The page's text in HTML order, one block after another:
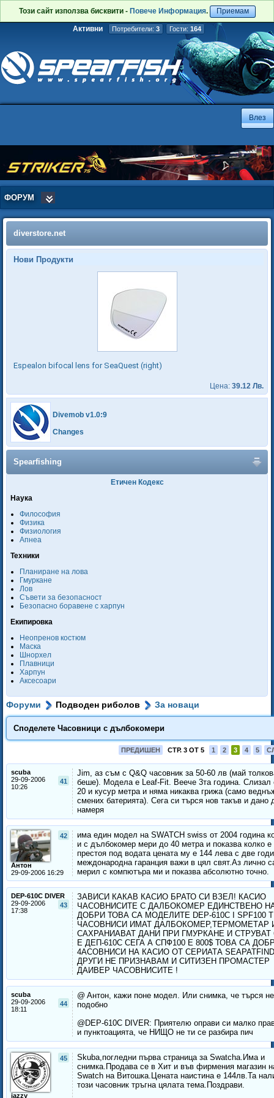
Този сайт използва бисквити - Повече Информация. Приемам
Активни Потребители: 3 Гости: 164
ФОРУМ
diverstore.net
Нови Продукти
Espealon bifocal lens for SeaQuest (right)
Цена: 39.12 Лв.
Divemob v1.0:9
Changes
Spearfishing
Етичен Кодекс
Наука
Философия
Физика
Физиология
Апнеа
Техники
Планиране на лова
Гмуркане
Лов
Съвети за безопасност
Безопасно боравене с харпун
Екипировка
Неопренов костюм
Маска
Шнорхел
Плавници
Харпун
Аксесоари
Форуми Подводен риболов За новаци
Споделете Часовници с дълбокомери
ПРЕДИШЕН СТР. 3 ОТ 5 1 2 3 4 5
scuba
41
29-09-2006
10:26
Jim, аз съм с Q&Q часовник за 50-60 лв (май
беше). Модела е Leaf-Fit. Веече 3та година. Слизал
20 и кусур метра и няма никаква грижа (само
смених батерията). Сега си търся нов такъв и дано
намеря
42
Антон
29-09-2006 16:29
има един модел на SWATCH swiss от 2004 година
и с дълбокомер мери до 40 метра и показва колко е
престоя под водата цената му е 144 лева с две
междонародна гаранция важи в цял свят.Аз лично
мерил с компютъра ми и показва абсолютно точно.
DEP-610C DIVER
43
29-09-2006
17:38
ЗАВИСИ КАКАВ КАСИО БРАТО СИ ВЗЕЛ! КАСИО
ЧАСОВНИСИТЕ С ДАЛБОКОМЕР ЕДИНСТВЕНО
ДОБРИ ТОВА СА МОДЕЛИТЕ DEP-610C I SPF100
ЧАСОВНИСИ ИМАТ ДАЛБОКОМЕР,ТЕРМОМЕТАР
САХРАНИАВАТ ДАНИ ПРИ ГМУРКАНЕ И СТРУВАТ
Е ДЕП-610С СЕГА А СПФ100 Е 800$ ТОВА СА
4АСОВНИСИ НА КАСИО ОТ СЕРИАТА
ДРУГИ НЕ ПРИЗНАВАМ И СИТИЗЕН ПРОМАСТЕР
ДАИВЕР ЧАСОВНИСИТЕ !
scuba
44
29-09-2006
18:11
@ Aнтон, кажи поне модел. Или снимка, че търся
подобно
@DEP-610C DIVER: Приятелю оправи си малко
и пунктоацията, че НИЩО не ти се разбира пич
45
jazzy
Skuba,погледни първа страница за Swatcha.Има и
снимка.Продава се в Хит и във фирмения магазин
Swatch на Витошка.Цената наистина е 144лв.Та
този часовник тръгна цялата тема.Поздрави.